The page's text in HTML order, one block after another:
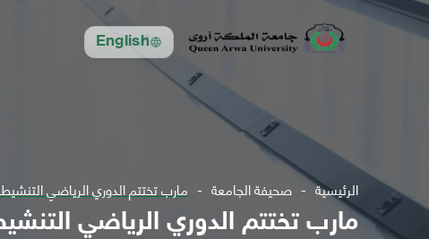
English
الرئيسية صحيفة الجامعة مارب تختتم الدوري الرياضي
مارب تختتم الدوري الرياضي